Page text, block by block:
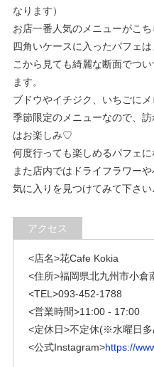
なります）
お店一番人気のメニューがこち
四角いケースに入ったパフェ
こから見ても綺麗な断面でつ
ます。
ブドウやイチジク、いちごに
季節限定のメニューなので、
はお楽しみ♡
何度行っても楽しめるパフェに
また店内ではドライフラワー
気に入りを見つけてみて下さい
アクセス
<店名>花Cafe Kokia
<住所>福岡県北九州市小倉
<TEL>093-452-1788
<営業時間>11:00 - 17:00
<定休日>不定休(※水曜日多
<公式Instagram>https://